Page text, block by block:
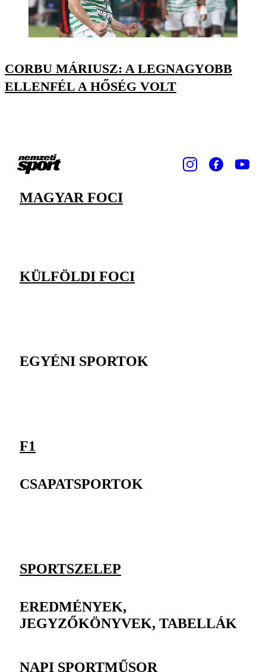
CORBU MÁRIUSZ: A LEGNAGYOBB
ELLENFÉL A HŐSÉG VOLT
MAGYAR FOCI
KÜLFÖLDI FOCI
EGYÉNI SPORTOK
F1
CSAPATSPORTOK
SPORTSZELEP
EREDMÉNYEK,
JEGYZŐKÖNYVEK, TABELLÁK
NAPI SPORTMŰSOR